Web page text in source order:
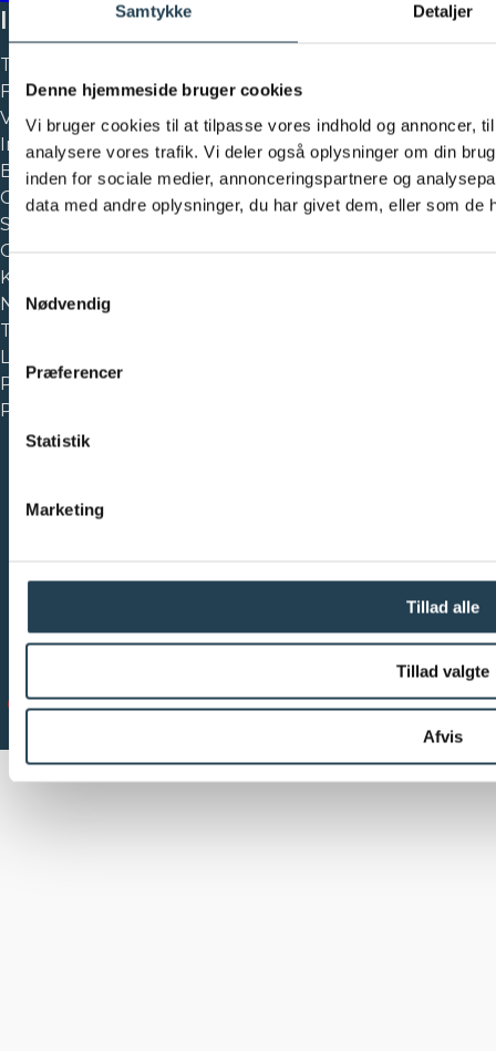
Samtykke Detaljer
Denne hjemmeside bruger cookies
Vi bruger cookies til at tilpasse vores indhold og annoncer,
analysere vores trafik. Vi deler også oplysninger om din
inden for sociale medier, annonceringspartnere og
data med andre oplysninger, du har givet dem, eller som de
Samtykkevalg
Nødvendig
Præferencer
Statistik
Marketing
Tillad alle
Tillad valgte
Afvis
INFO
Tag
Facade
Værktøjer og dokumentation
Inspiration
Bæredygtighed
Garantibevis
Salgs- og leveringsbetingelser
Om os
Kontakt os
Nyheder og blogs
Tilmeld nyhedsbrev
Ledige stillinger
Presse
Persondatapolitik